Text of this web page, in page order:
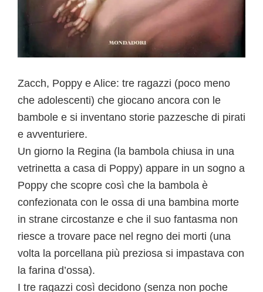
Zacch, Poppy e Alice: tre ragazzi (poco meno
che adolescenti) che giocano ancora con le
bambole e si inventano storie pazzesche di pirati
e avventuriere.
Un giorno la Regina (la bambola chiusa in una
vetrinetta a casa di Poppy) appare in un sogno a
Poppy che scopre così che la bambola è
confezionata con le ossa di una bambina morte
in strane circostanze e che il suo fantasma non
riesce a trovare pace nel regno dei morti (una
volta la porcellana più preziosa si impastava con
la farina d’ossa).
I tre ragazzi così decidono (senza non poche